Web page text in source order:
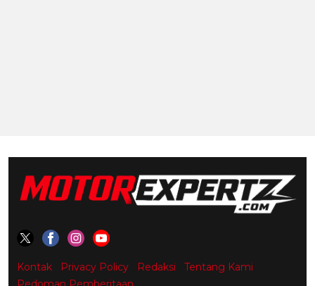
Kontak Privacy Policy Redaksi
Tentang Kami